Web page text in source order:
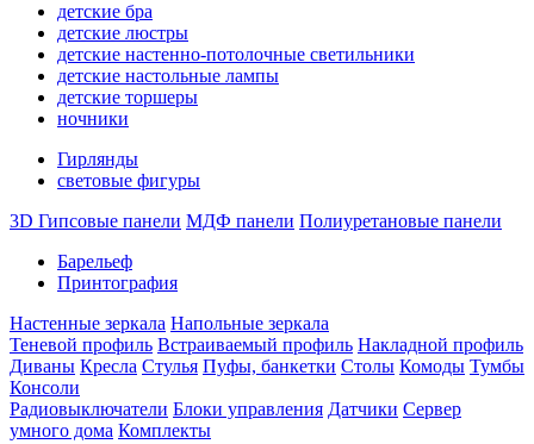
детские бра
детские люстры
детские настенно-потолочные светильники
детские настольные лампы
детские торшеры
ночники
Гирлянды
световые фигуры
3D Гипсовые панели МДФ панели Полиуретановые панели
Барельеф
Принтография
Настенные зеркала Напольные зеркала
Теневой профиль Встраиваемый профиль Накладной профиль
Диваны Кресла Стулья Пуфы, банкетки Столы Комоды Тумбы
Консоли
Радиовыключатели Блоки управления Датчики Сервер
умного дома Комплекты